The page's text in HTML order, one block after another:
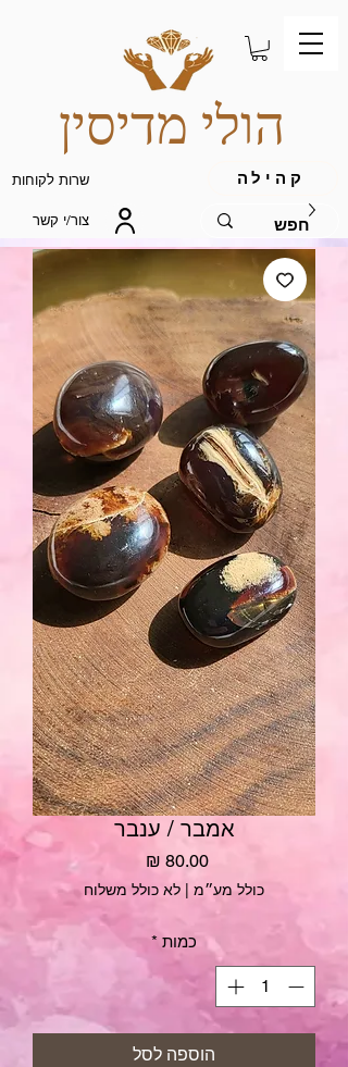
הולי מדיסין
שרות לקוחות קהילה
צור/י קשר
אמבר / ענבר
‏80.00 ‏₪
כולל מע״מ לא כולל משלוח
כמות *
הוספה לסל